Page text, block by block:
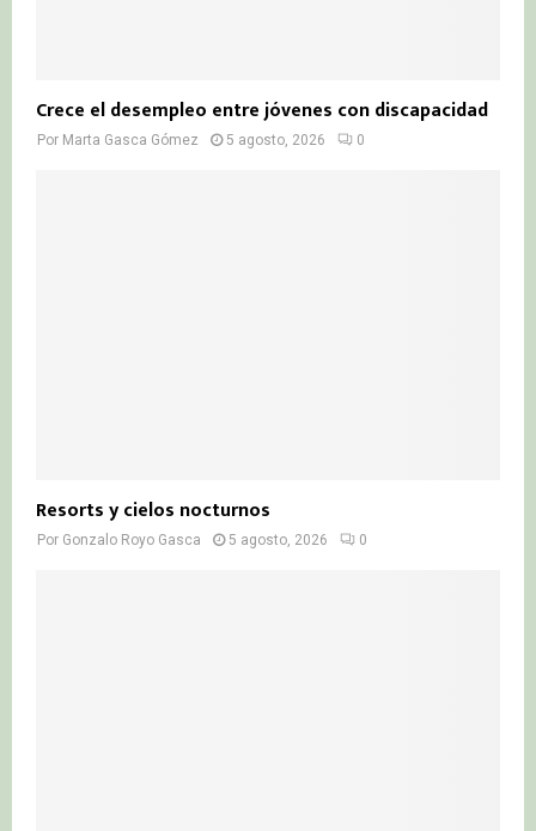
Crece el desempleo entre jóvenes con discapacidad
Por Marta Gasca Gómez 5 agosto, 2026 0
Resorts y cielos nocturnos
Por Gonzalo Royo Gasca 5 agosto, 2026 0